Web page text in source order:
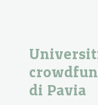
di Pavia